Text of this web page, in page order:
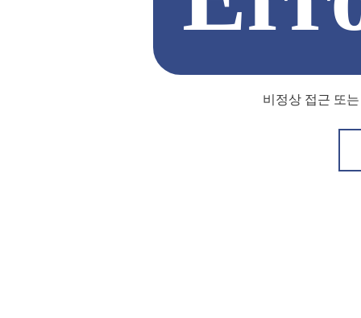
비정상 접근 또